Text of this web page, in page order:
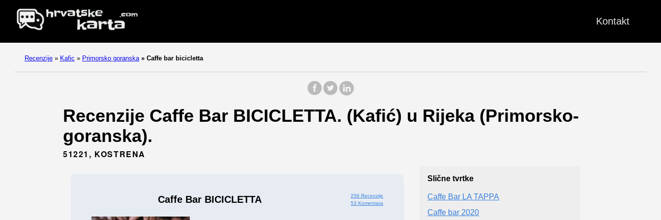
Kontakt
Recenzije » Kafic » Primorsko goranska » Caffe bar bicicletta
Recenzije Caffe Bar BICICLETTA. (Kafić) u Rijeka (Primorsko-
goranska).
51221, KOSTRENA
Caffe Bar BICICLETTA
256 Recenzije
53 Komentara
Slične tvrtke
Caffe Bar LA TAPPA
Caffe bar 2020